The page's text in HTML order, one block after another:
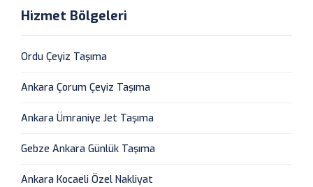
Hizmet Bölgeleri
Ordu Çeyiz Taşıma
Ankara Çorum Çeyiz Taşıma
Ankara Ümraniye Jet Taşıma
Gebze Ankara Günlük Taşıma
Ankara Kocaeli Özel Nakliyat